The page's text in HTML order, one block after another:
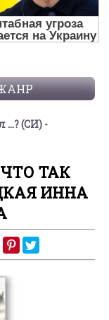
...? (СИ) -
ТАК
ИННА